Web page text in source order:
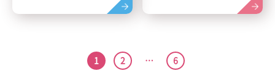
1 2 … 6